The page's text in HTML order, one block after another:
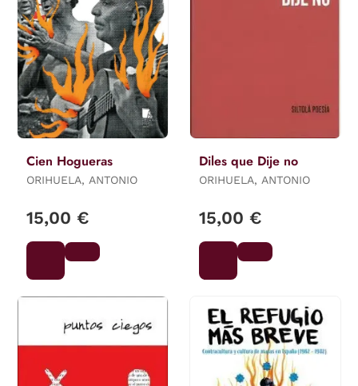
Cien Hogueras
ORIHUELA, ANTONIO
15,00 €
Diles que Dije no
ORIHUELA, ANTONIO
15,00 €